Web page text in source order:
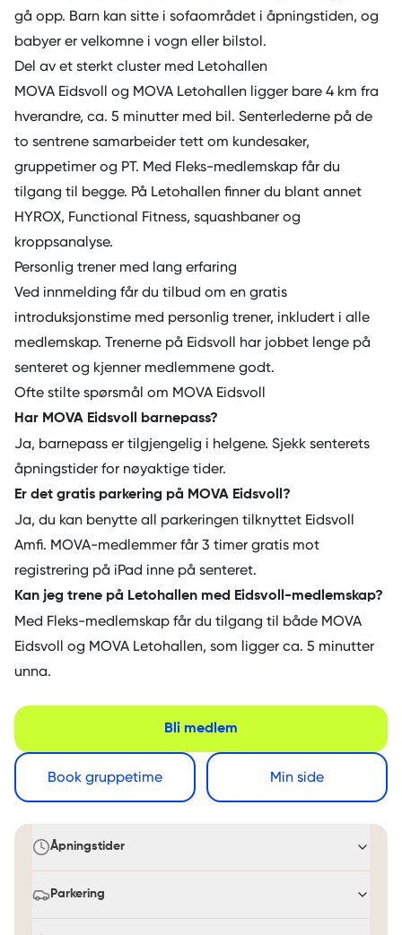
gå opp. Barn kan sitte i sofaområdet i åpningstiden, og
babyer er velkomne i vogn eller bilstol.
Del av et sterkt cluster med Letohallen
MOVA Eidsvoll og MOVA Letohallen ligger bare 4 km fra
hverandre, ca. 5 minutter med bil. Senterlederne på de
to sentrene samarbeider tett om kundesaker,
gruppetimer og PT. Med Fleks-medlemskap får du
tilgang til begge. På Letohallen finner du blant annet
HYROX, Functional Fitness, squashbaner og
kroppsanalyse.
Personlig trener med lang erfaring
Ved innmelding får du tilbud om en gratis
introduksjonstime med personlig trener, inkludert i alle
medlemskap. Trenerne på Eidsvoll har jobbet lenge på
senteret og kjenner medlemmene godt.
Ofte stilte spørsmål om MOVA Eidsvoll
Har MOVA Eidsvoll barnepass?
Ja, barnepass er tilgjengelig i helgene. Sjekk senterets
åpningstider for nøyaktige tider.
Er det gratis parkering på MOVA Eidsvoll?
Ja, du kan benytte all parkeringen tilknyttet Eidsvoll
Amfi. MOVA-medlemmer får 3 timer gratis mot
registrering på iPad inne på senteret.
Kan jeg trene på Letohallen med Eidsvoll-medlemskap?
Med Fleks-medlemskap får du tilgang til både MOVA
Eidsvoll og MOVA Letohallen, som ligger ca. 5 minutter
unna.
Bli medlem
Book gruppetime Min side
Åpningstider
Parkering